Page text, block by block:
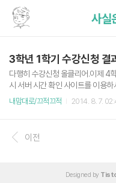
사실
3학년 1학기 수강신청 결
다행히 수강신청 올클리어.이제 4
시 서버 시간 확인 사이트를 이용
내맘대로/끄적끄적 2014. 8. 7.
이전
Designed by